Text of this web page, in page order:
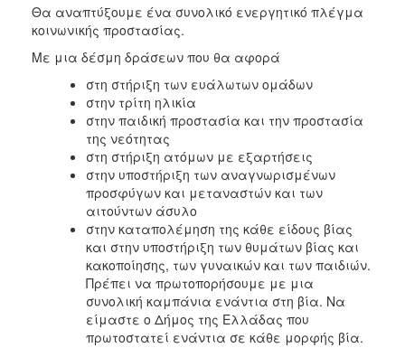
Θα αναπτύξουμε ένα συνολικό ενεργητικό πλέγμα
κοινωνικής προστασίας.
Με μια δέσμη δράσεων που θα αφορά
στη στήριξη των ευάλωτων ομάδων
στην τρίτη ηλικία
στην παιδική προστασία και την προστασία
της νεότητας
στη στήριξη ατόμων με εξαρτήσεις
στην υποστήριξη των αναγνωρισμένων
προσφύγων και μεταναστών και των
αιτούντων άσυλο
στην καταπολέμηση της κάθε είδους βίας
και στην υποστήριξη των θυμάτων βίας και
κακοποίησης, των γυναικών και των παιδιών.
Πρέπει να πρωτοπορήσουμε με μια
συνολική καμπάνια ενάντια στη βία. Να
είμαστε ο Δήμος της Ελλάδας που
πρωτοστατεί ενάντια σε κάθε μορφής βία.